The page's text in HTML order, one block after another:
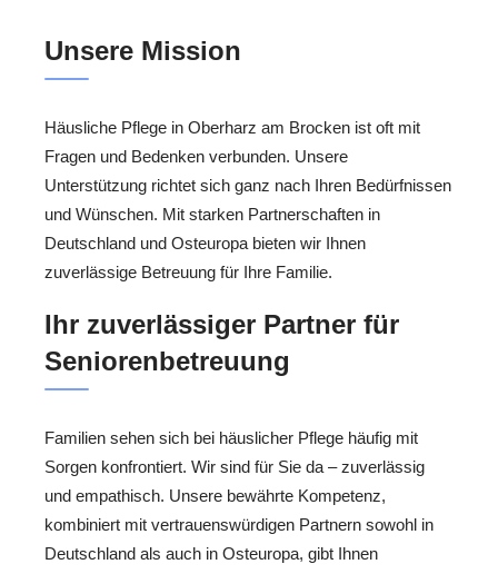
Unsere Mission
Häusliche Pflege in Oberharz am Brocken ist oft mit
Fragen und Bedenken verbunden. Unsere
Unterstützung richtet sich ganz nach Ihren Bedürfnissen
und Wünschen. Mit starken Partnerschaften in
Deutschland und Osteuropa bieten wir Ihnen
zuverlässige Betreuung für Ihre Familie.
Ihr zuverlässiger Partner für
Seniorenbetreuung
Familien sehen sich bei häuslicher Pflege häufig mit
Sorgen konfrontiert. Wir sind für Sie da – zuverlässig
und empathisch. Unsere bewährte Kompetenz,
kombiniert mit vertrauenswürdigen Partnern sowohl in
Deutschland als auch in Osteuropa, gibt Ihnen